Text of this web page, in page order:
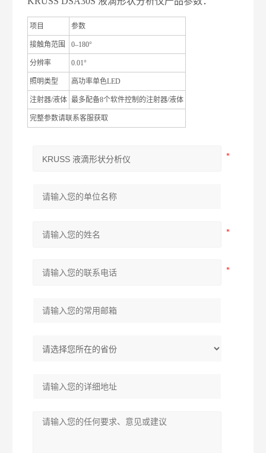
项目 参数
接触角范围 0–180°
分辨率 0.01°
照明类型 高功率单色LED
注射器/液体 最多配备8个软件控制的注射器/液体
完整参数请联系客服获取